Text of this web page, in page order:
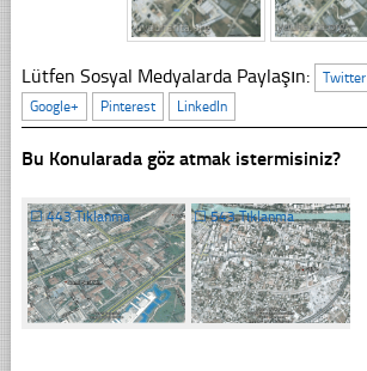
Lütfen Sosyal Medyalarda Paylaşın: Twitter
Google+
Pinterest LinkedIn
Bu Konularada göz atmak istermisiniz?
☐443 Tıklanma ☐543 Tıklanma